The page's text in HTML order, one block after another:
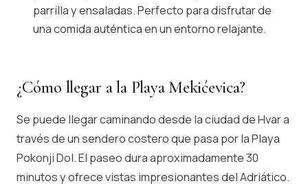
parrilla y ensaladas. Perfecto para disfrutar de
una comida auténtica en un entorno relajante.
¿Cómo llegar a la Playa Mekićevica?
Se puede llegar caminando desde la ciudad de Hvar a
través de un sendero costero que pasa por la Playa
Pokonji Dol. El paseo dura aproximadamente 30
minutos y ofrece vistas impresionantes del Adriático.